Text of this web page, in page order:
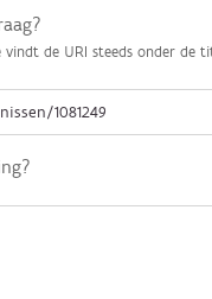
de URI steeds onder de